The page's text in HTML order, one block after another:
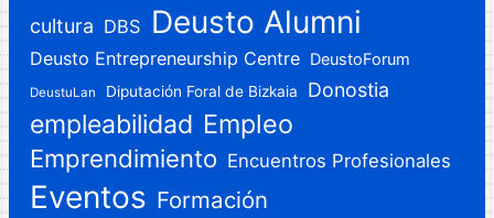
cultura DBS Deusto Alumni
Deusto Entrepreneurship Centre DeustoForum
DeustuLan Diputación Foral de Bizkaia Donostia
empleabilidad Empleo
Emprendimiento Encuentros Profesionales
Eventos Formación